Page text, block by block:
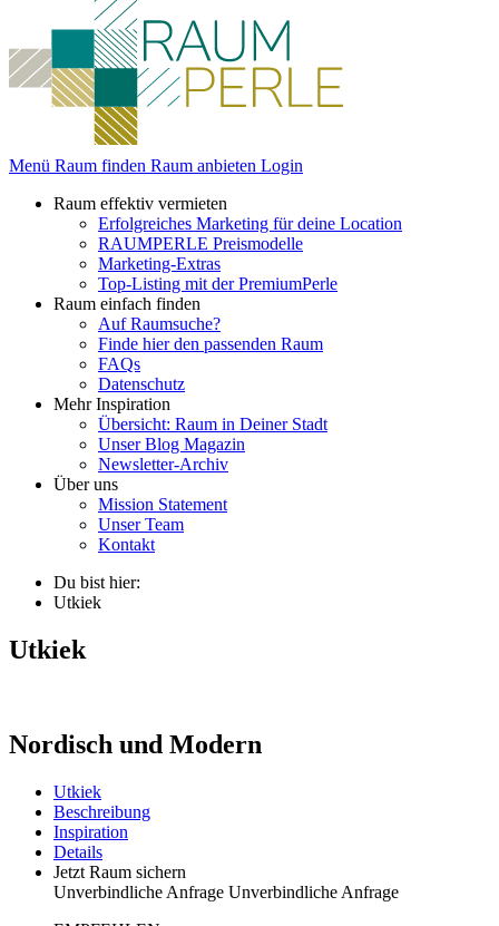
Menü Raum finden Raum anbieten Login
Raum effektiv vermieten
Erfolgreiches Marketing für deine Location
RAUMPERLE Preismodelle
Marketing-Extras
Top-Listing mit der PremiumPerle
Raum einfach finden
Auf Raumsuche?
Finde hier den passenden Raum
FAQs
Datenschutz
Mehr Inspiration
Übersicht: Raum in Deiner Stadt
Unser Blog Magazin
Newsletter-Archiv
Über uns
Mission Statement
Unser Team
Kontakt
Du bist hier:
Utkiek
Utkiek
Nordisch und Modern
Utkiek
Beschreibung
Inspiration
Details
Jetzt Raum sichern
Unverbindliche Anfrage Unverbindliche Anfrage